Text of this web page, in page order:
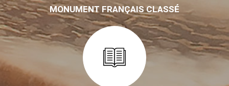
MONUMENT FRANÇAIS CLASSÉ